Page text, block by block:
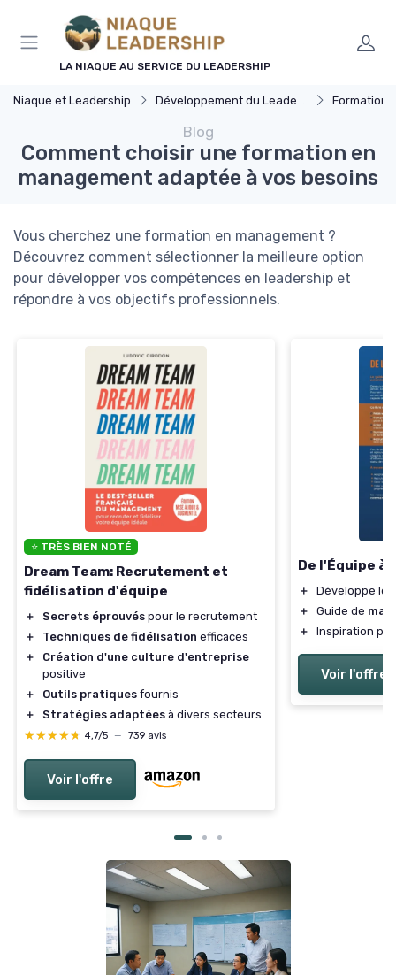
LA NIAQUE AU SERVICE DU LEADERSHIP
Niaque et Leadership Développement du Leadership Formation
Blog
Comment choisir une formation en
management adaptée à vos besoins
Vous cherchez une formation en management ?
Découvrez comment sélectionner la meilleure option
pour développer vos compétences en leadership et
répondre à vos objectifs professionnels.
⭐ TRÈS BIEN NOTÉ
Dream Team: Recrutement et
fidélisation d'équipe
＋ Secrets éprouvés pour le recrutement
＋
Techniques de fidélisation efficaces
＋
Création d'une culture d'entreprise
positive
＋
Outils pratiques fournis
＋
Stratégies adaptées à divers secteurs
★★★★★
★★★★★ 4,7/5 — 739 avis
Voir l'offre
De l'Équipe à
＋ Développe le
＋
Guide de
＋
Inspiration
Voir l'offre